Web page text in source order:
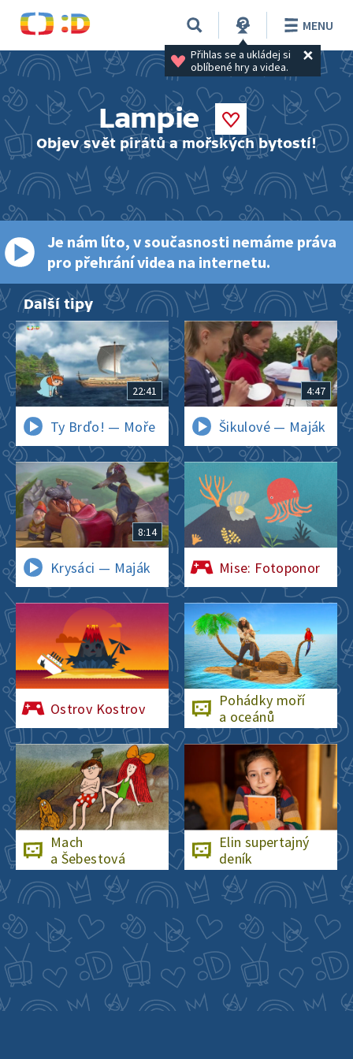
Přihlas se a ukládej si
oblíbené hry a videa.
MENU
Lampie
Objev svět pirátů a mořských bytostí!
Je nám líto, v současnosti nemáme práva
pro přehrání videa na internetu.
Další tipy
22:41
Ty Brďo! — Moře
4:47
Šikulové — Maják
8:14
Krysáci — Maják Mise: Fotoponor
Ostrov Kostrov
Pohádky moří
a oceánů
Mach
a Šebestová
Elin supertajný
deník